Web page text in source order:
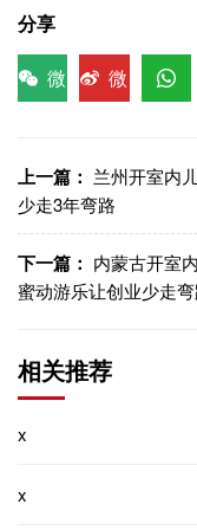
分享
微
微
上一篇： 兰州开室内
少走3年弯路
下一篇： 内蒙古开室
蜜动游乐让创业少走
相关推荐
x
x